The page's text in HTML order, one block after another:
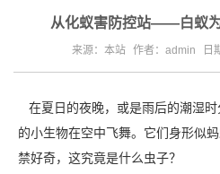
从化蚁害防控站——白蚁为
来源：本站 作者：admin 日
在夏日的夜晚，或是雨后的潮湿
的小生物在空中飞舞。它们身形似
禁好奇，这究竟是什么虫子？